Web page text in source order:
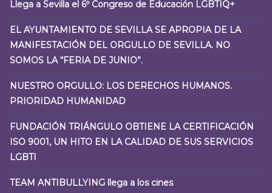
Llega a Sevilla el 6º Congreso de Educación LGBTIQ+
EL AYUNTAMIENTO DE SEVILLA SE APROPIA DE LA
MANIFESTACIÓN DEL ORGULLO DE SEVILLA. NO
SOMOS LA “FERIA DE JUNIO”.
NUESTRO ORGULLO: LOS DERECHOS HUMANOS.
PRIORIDAD HUMANIDAD
FUNDACIÓN TRIÁNGULO OBTIENE LA CERTIFICACIÓN
ISO 9001, UN HITO EN LA CALIDAD DE SUS SERVICIOS
LGBTI
TEAM ANTIBULLYING llega a los cines